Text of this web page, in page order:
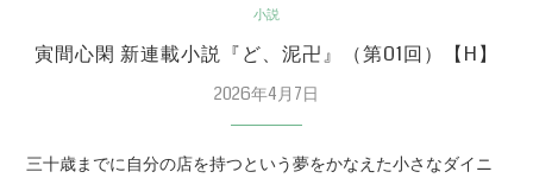
小説
寅間心閑 新連載小説『ど、泥卍』（第01回）【H】
2026年4月7日
三十歳までに自分の店を持つという夢をかなえた小さなダイニ